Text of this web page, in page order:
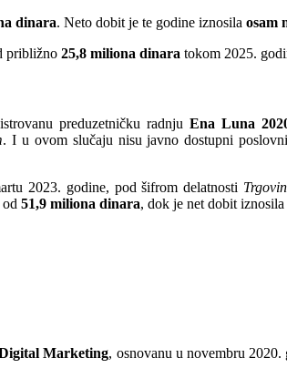
dinara. Neto dobit je te godine iznosila osam
približno 25,8 miliona dinara tokom 2025.
preduzetničku radnjuEna Luna
. I u ovom slučaju nisu javno dostupni
2023. godine, pod šifrom delatnosti
51,9 miliona dinara, dok je net dobit iznosila
Marketing, osnovanu u novembru 2020.